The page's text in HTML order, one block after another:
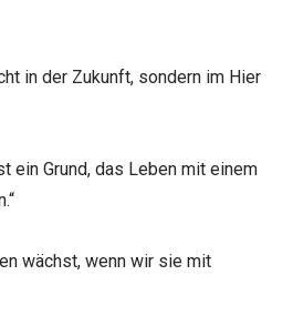
in der Zukunft, sondern im Hier
ein Grund, das Leben mit einem
wächst, wenn wir sie mit